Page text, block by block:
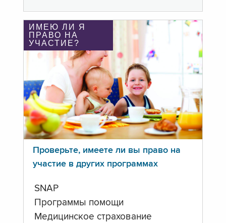
ИМЕЮ ЛИ Я
ПРАВО НА
УЧАСТИЕ?
Проверьте, имеете ли вы право на
участие в других программах
SNAP
Программы помощи
Медицинское страхование